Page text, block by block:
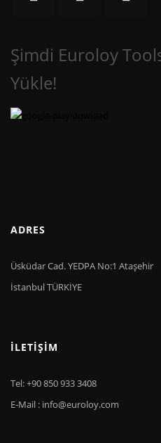
Şimdi Euroloy
Yükle!
ADRES
Üsküdar Cad. YEDPA No:1 Ataşehir
İstanbul TÜRKİYE
İLETIŞIM
Tel: +90 850 933 3408
E-Mail : info@euroloy.com